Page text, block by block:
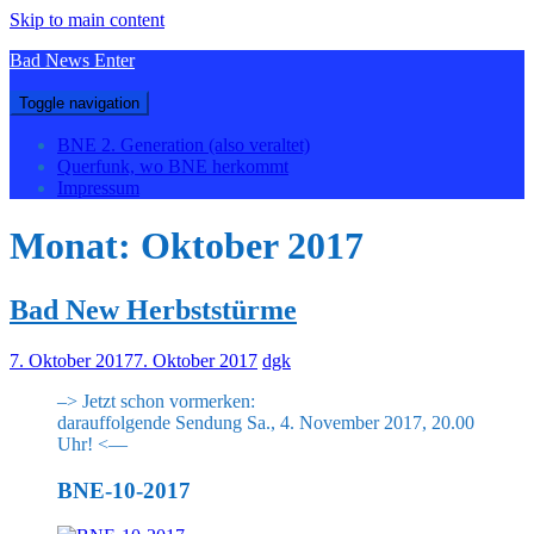
Skip to main content
Bad News Enter
Toggle navigation
BNE 2. Generation (also veraltet)
Querfunk, wo BNE herkommt
Impressum
Monat: Oktober 2017
Bad New Herbststürme
7. Oktober 20177. Oktober 2017 dgk
–> Jetzt schon vormerken:
darauffolgende Sendung Sa., 4. November 2017, 20.00
Uhr! <—
BNE-10-2017